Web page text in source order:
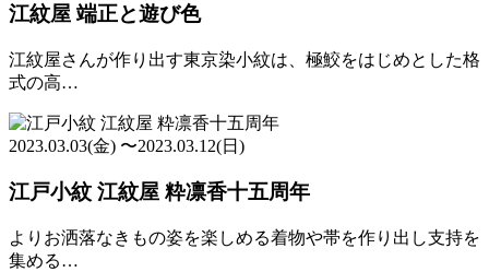
江紋屋 端正と遊び色
江紋屋さんが作り出す東京染小紋は、極鮫をはじめとした格
式の高…
2023.03.03(金) 〜2023.03.12(日)
江戸小紋 江紋屋 粋凛香十五周年
よりお洒落なきもの姿を楽しめる着物や帯を作り出し支持を
集める…